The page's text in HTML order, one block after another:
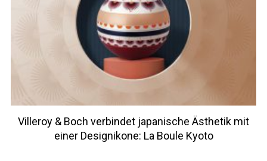
Villeroy & Boch verbindet japanische Ästhetik mit
einer Designikone: La Boule Kyoto